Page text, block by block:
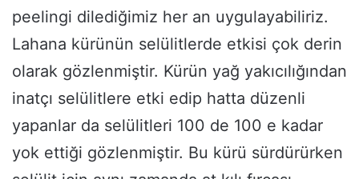
peelingi dilediğimiz her an uygulayabiliriz.
Lahana kürünün selülitlerde etkisi çok derin
olarak gözlenmiştir. Kürün yağ yakıcılığından
inatçı selülitlere etki edip hatta düzenli
yapanlar da selülitleri 100 de 100 e kadar
yok ettiği gözlenmiştir. Bu kürü sürdürürken